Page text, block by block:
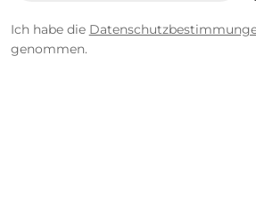
Ich habe die
genommen.